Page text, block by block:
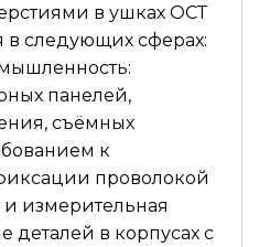
в ушках ОСТ
в следующих сферах:
панелей,
съёмных
к
проволокой
измерительная
деталей в корпусах с